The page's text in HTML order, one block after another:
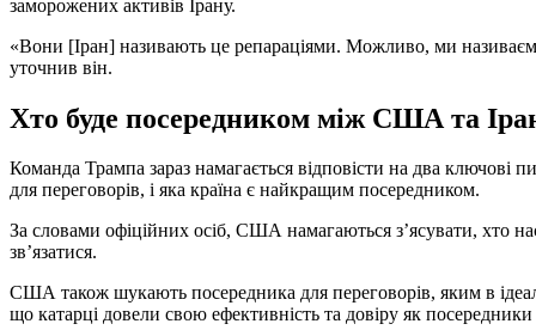
заморожених активів Ірану.
«Вони [Іран] називають це репараціями. Можливо, ми
уточнив він.
Хто буде посередником між США та
Команда Трампа зараз намагається відповісти на два
для переговорів, і яка країна є найкращим посередником.
За словами офіційних осіб, США намагаються з’ясувати, хто
зв’язатися.
США також шукають посередника для переговорів, яким в
що катарці довели свою ефективність та довіру як посередники